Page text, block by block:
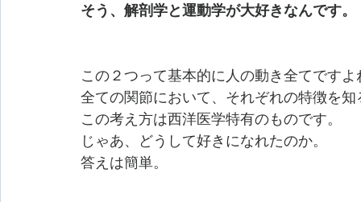
そう、解剖学と運動学が大好きなんです。
この２つって基本的に人の動き全てですよ
全ての関節において、それぞれの特徴を
この考え方は西洋医学特有のものです。
じゃあ、どうして好きになれたのか。
答えは簡単。